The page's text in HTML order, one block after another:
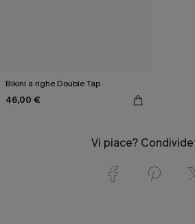
Bikini a righe Double Tap
46,00 €
Vi piace?